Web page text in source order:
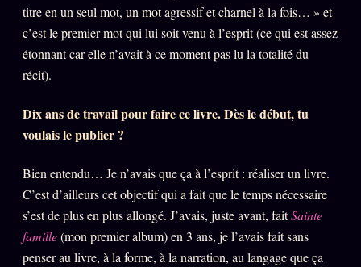
Oracle Anniversaire
Oracle Carte du Jour
KÉTAMINE 2019
BRAQUAGE
SUSPECTE 2022
titre en un seul mot, un mot agressif et charnel à la fois… » et
c’est le premier mot qui lui soit venu à l’esprit (ce qui est assez
étonnant car elle n’avait à ce moment pas lu la totalité du
récit).
Dix ans de travail pour faire ce livre. Dès le début, tu
voulais le publier ?
Bien entendu… Je n’avais que ça à l’esprit : réaliser un livre.
C’est d’ailleurs cet objectif qui a fait que le temps nécessaire
s’est de plus en plus allongé. J’avais, juste avant, faitSainte
famille(mon premier album) en 3 ans, je l’avais fait sans
penser au livre, à la forme, à la narration, au langage que ça